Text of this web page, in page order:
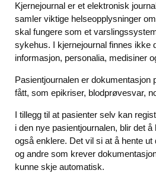
Kjernejournal er et elektronisk
samler viktige helseopplysninger
skal fungere som et
sykehus. I kjernejournal finnes ikke
informasjon, personalia, medisiner
Pasientjournalen er dokumentasjon
fått, som epikriser, blodprøvesvar,
I tillegg til at pasienter selv kan
i den nye pasientjournalen, blir det
også enklere. Det vil si at å hente
og andre som krever
kunne skje automatisk.